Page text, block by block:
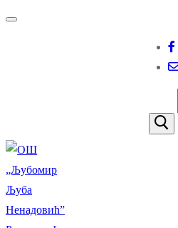
Прескочи
Изборник
Затворити